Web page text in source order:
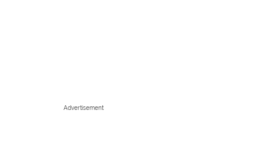
Advertisement